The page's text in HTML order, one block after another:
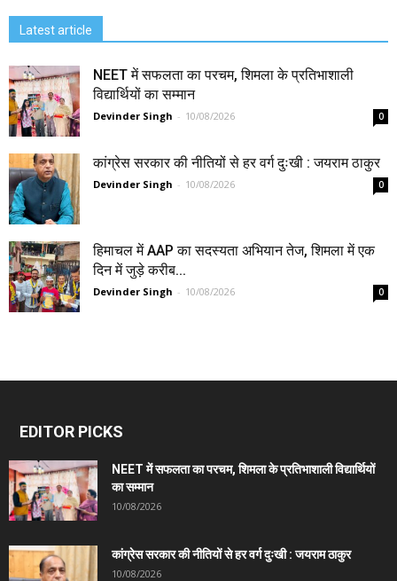
Latest article
NEET में सफलता का परचम, शिमला के प्रतिभाशाली
विद्यार्थियों का सम्मान
Devinder Singh - 10/08/2026 0
कांग्रेस सरकार की नीतियों से हर वर्ग दुःखी : जयराम ठाकुर
Devinder Singh - 10/08/2026 0
हिमाचल में AAP का सदस्यता अभियान तेज, शिमला में एक
दिन में जुड़े करीब...
Devinder Singh - 10/08/2026 0
EDITOR PICKS
NEET में सफलता का परचम, शिमला के प्रतिभाशाली विद्यार्थियों
का सम्मान
10/08/2026
कांग्रेस सरकार की नीतियों से हर वर्ग दुःखी : जयराम ठाकुर
10/08/2026